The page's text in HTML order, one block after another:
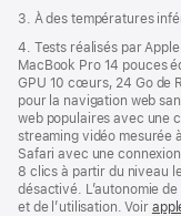
3. À des températures
4. Tests réalisés par
MacBook Pro 14 pouces
GPU 10 cœurs, 24 Go de
pour la navigation web
web populaires avec une
streaming vidéo mesurée
Safari avec une
8 clics à partir du niveau
désactivé. L’autonomie
et de l’utilisation. Voir